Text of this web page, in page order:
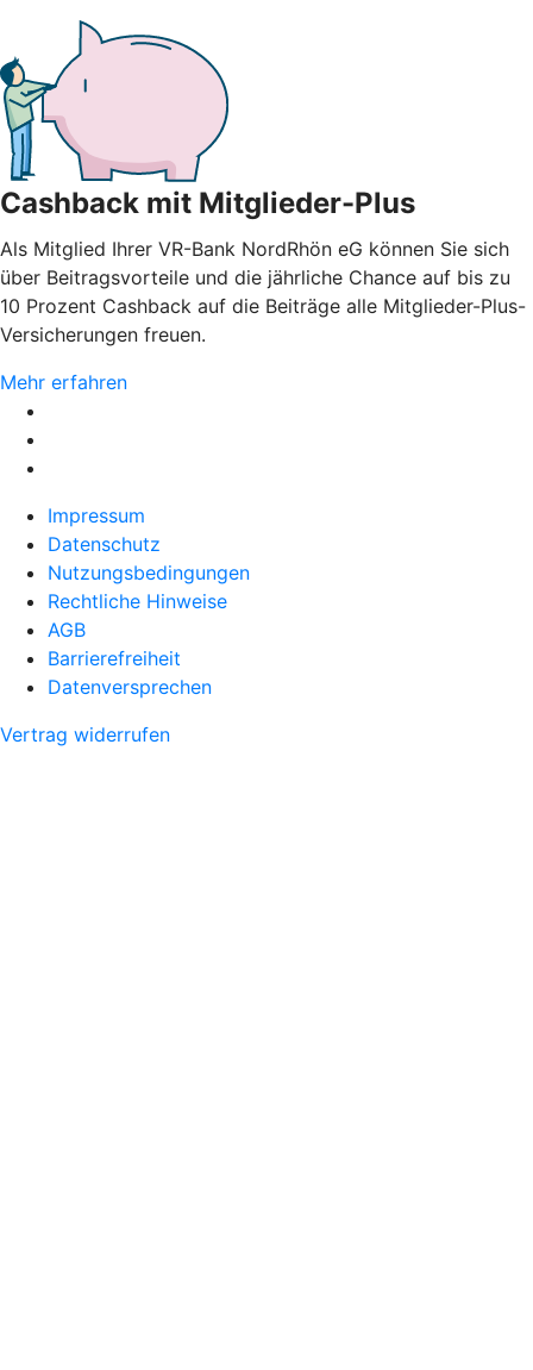
Cashback mit Mitglieder-Plus
Als Mitglied Ihrer VR-Bank NordRhön eG können Sie sich
über Beitragsvorteile und die jährliche Chance auf bis zu
10 Prozent Cashback auf die Beiträge alle Mitglieder-Plus-
Versicherungen freuen.
Mehr erfahren
Impressum
Datenschutz
Nutzungsbedingungen
Rechtliche Hinweise
AGB
Barrierefreiheit
Datenversprechen
Vertrag widerrufen